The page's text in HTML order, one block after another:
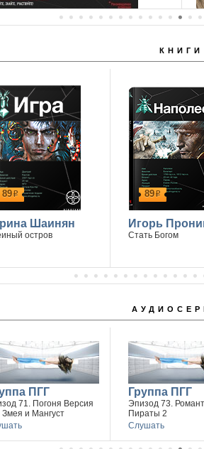
стартовали продажи 2 книги
КНИГИ
89р
Шаинян
остров
89р
Игорь
Стать Богом
ПГГ
71. Погоня Версия
Змея и Мангуст
Группа ПГГ
Эпизод 73.
Пираты 2
Слушать